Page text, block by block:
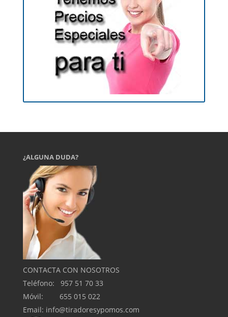
¿ALGUNA DUDA?
CONTACTA CON NOSOTROS
Teléfono: 957 51 70 33
Móvil: 655 015 022
Email: info@tiradoresypomos.com